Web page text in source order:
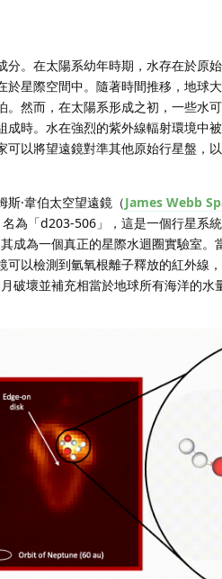
。在太陽系幼年時期，水存在於原
星際空間中。隨著時間推移，地球
然而，在太陽系形成之初，一些水
時。水在強烈的紫外線輻射環境中
以將望遠鏡對準其他原始行星盤，以
·韋伯太空望遠鏡（James Webb
為「d203-506」，這是一個行星系
成為一個真正的星際水迴圈實驗室。
以檢測到氫氧根離子釋放的紅外線
壞並補充相當於地球所有海洋的水量